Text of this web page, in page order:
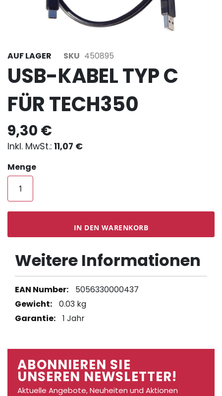
AUF LAGER SKU 450895
USB-KABEL TYP C
FÜR TECH350
9,30 €
11,07 €
Menge
IN DEN WARENKORB
Weitere Informationen
Weitere
Informationen
5056330000437
0.03 kg
1 Jahr
ABONNIEREN SIE
UNSEREN NEWSLETTER!
Aktuelle Angebote, Neuheiten und Aktionen